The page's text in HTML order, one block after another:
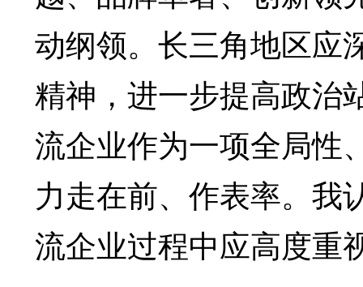
动纲领。长三角地区应
精神，进一步提高政治
流企业作为一项全局性
力走在前、作表率。我
流企业过程中应高度重